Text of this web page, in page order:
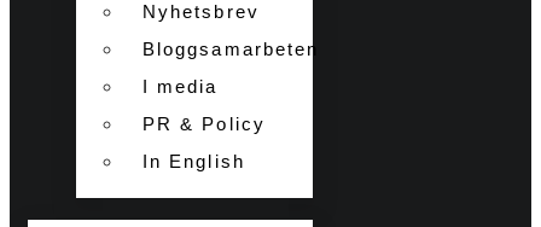
Nyhetsbrev
Bloggsamarbeten
I media
PR & Policy
In English